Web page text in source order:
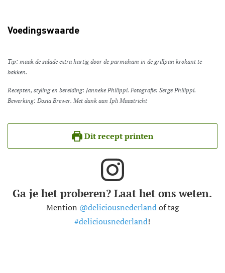
Voedingswaarde
Tip: maak de salade extra hartig door de parmaham in de grillpan krokant te
bakken.
Recepten, styling en bereiding: Janneke Philippi. Fotografie: Serge Philippi.
Bewerking: Dosia Brewer. Met dank aan Ipli Maastricht
Dit recept printen
Ga je het proberen? Laat het ons weten.
Mention @deliciousnederlandof tag
#deliciousnederland!